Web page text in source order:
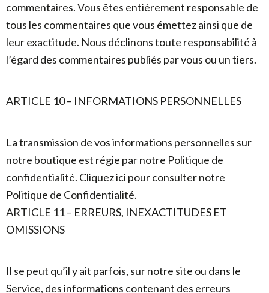
commentaires. Vous êtes entièrement responsable de
tous les commentaires que vous émettez ainsi que de
leur exactitude. Nous déclinons toute responsabilité à
l’égard des commentaires publiés par vous ou un tiers.
ARTICLE 10 – INFORMATIONS PERSONNELLES
La transmission de vos informations personnelles sur
notre boutique est régie par notre Politique de
confidentialité. Cliquez ici pour consulter notre
Politique de Confidentialité.
ARTICLE 11 – ERREURS, INEXACTITUDES ET
OMISSIONS
Il se peut qu’il y ait parfois, sur notre site ou dans le
Service, des informations contenant des erreurs